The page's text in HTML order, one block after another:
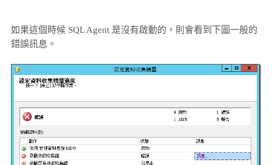
如果這個時候 SQL Agent 是沒有啟動的，則會看到下圖一般的
錯誤訊息。